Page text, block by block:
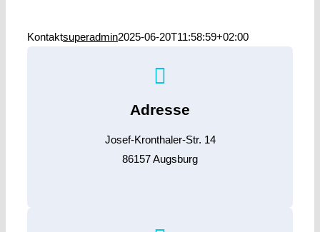
Kontaktsuperadmin2025-06-20T11:58:59+02:00
Adresse
Josef-Kronthaler-Str. 14
86157 Augsburg